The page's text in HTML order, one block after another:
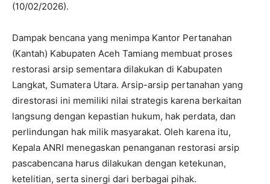
(10/02/2026).
Dampak bencana yang menimpa Kantor Pertanahan
(Kantah) Kabupaten Aceh Tamiang membuat proses
restorasi arsip sementara dilakukan di Kabupaten
Langkat, Sumatera Utara. Arsip-arsip pertanahan yang
direstorasi ini memiliki nilai strategis karena berkaitan
langsung dengan kepastian hukum, hak perdata, dan
perlindungan hak milik masyarakat. Oleh karena itu,
Kepala ANRI menegaskan penanganan restorasi arsip
pascabencana harus dilakukan dengan ketekunan,
ketelitian, serta sinergi dari berbagai pihak.